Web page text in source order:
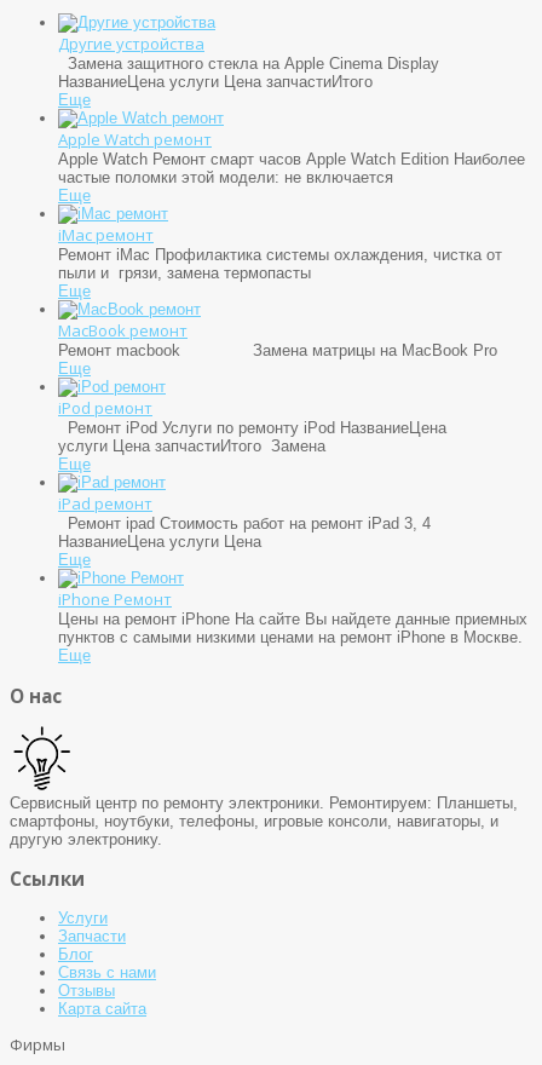
Другие устройства
Замена защитного стекла на Apple Cinema Display
НазваниеЦена услуги Цена запчастиИтого
Еще
Apple Watch ремонт
Apple Watch Ремонт смарт часов Apple Watch Edition Наиболее
частые поломки этой модели: не включается
Еще
iMac ремонт
Ремонт iMac Профилактика системы охлаждения, чистка от
пыли и грязи, замена термопасты
Еще
MacBook ремонт
Ремонт macbook Замена матрицы на MacBook Pro
Еще
iPod ремонт
Ремонт iPod Услуги по ремонту iPod НазваниеЦена
услуги Цена запчастиИтого Замена
Еще
iPad ремонт
Ремонт ipad Стоимость работ на ремонт iPad 3, 4
НазваниеЦена услуги Цена
Еще
iPhone Ремонт
Цены на ремонт iPhone На сайте Вы найдете данные приемных
пунктов с самыми низкими ценами на ремонт iPhone в Москве.
Еще
О нас
Сервисный центр по ремонту электроники. Ремонтируем: Планшеты,
смартфоны, ноутбуки, телефоны, игровые консоли, навигаторы, и
другую электронику.
Ссылки
Услуги
Запчасти
Блог
Связь с нами
Отзывы
Карта сайта
Фирмы